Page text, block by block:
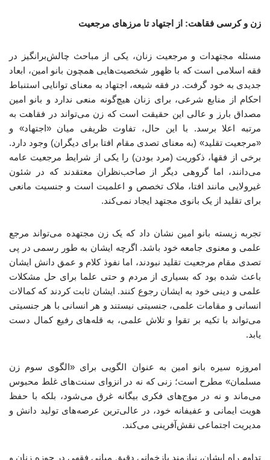
زن و کرسی فقاهت: از اجتهاد تا مرزهای مرجعیت
مسئله مجتهدات و مرجعیت زنان، یکی از مباحث چالش‌برانگیز در
فقه اسلامی است که با ظهور شخصیت‌هایی همچون بانو امین، ابعاد
جدیدی به خود گرفت. در فقه شیعه، اجتهاد به معنای توانایی استنباط
احکام از منابع شرعی، برای زنان هیچ‌گونه منعی ندارد و بانو امین
مصداق بارز و عالی این حقیقت است که زن می‌تواند در فقاهت به
مرتبه اعلا برسد. با این حال، تفاوت ظریفی میان «اجتهاد» و
«مرجعیت تقلید» (به معنای تصدی مقام افتا برای دیگران) وجود دارد.
برخی از فقها، ذکوریت (مرد بودن) را یکی از شرایط مرجعیت عامه
می‌دانند، اما گروهی دیگر از صاحب‌نظران معتقدند که در شئون
غیرولایی مانند افتا، ملاک تخصص و اعلمیت است و جنسیت مانعی
برای تقلید از یک بانوی مجتهد ایجاد نمی‌کند.
تجربه زیسته بانو امین نشان داد که یک زن مجتهده می‌تواند مرجع
علمی و معنوی جامعه خود باشد. اگرچه ایشان به طور رسمی در پی
تصدی مقام مرجعیت تقلید نبودند، اما نفوذ کلام و عمق دانش ایشان
باعث شده بود که بسیاری از مردم و حتی علما برای حل مشکلات
علمی و دینی خود به ایشان رجوع کنند. ایشان ثابت کردند که کمالات
انسانی و مقامات علمی، جنسیتی نیستند و هر انسانی با هر جنسیتی
می‌تواند با تکیه بر تقوا و تلاش علمی، به قله‌های رفیع کمال دست
یابد.
امروزه سیره بانو امین به عنوان الگویی برای «الگوی سوم زن
مسلمان» مطرح است؛ زنی که نه در انزوای سنت‌های غلط محبوس
می‌ماند و نه در موج‌های فکری بیگانه غرق می‌شود، بلکه با حفظ
هویت ایمانی و عفیفانه خود، در عالی‌ترین عرصه‌های تولید دانش و
مدیریت اجتماعی نقش‌آفرینی می‌کند.
تداوم راه ایشان، نیازمند بازخوانی دقیق مبانی فقهی در حوزه زنان و